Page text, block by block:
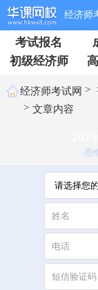
经济师
考试报名
初级经济师
经济师考试网 >
> 文章内容
思